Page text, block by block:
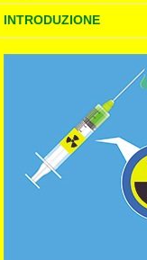
INTRODUZIONE